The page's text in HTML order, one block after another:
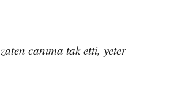
canıma tak etti, yeter